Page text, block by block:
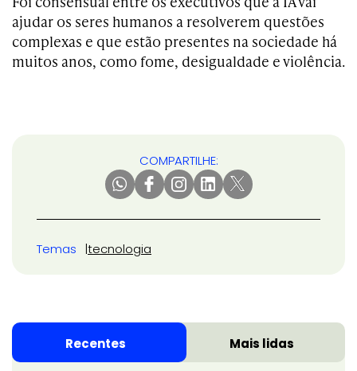
ajudar os seres humanos a resolverem questões
complexas e que estão presentes na sociedade há
muitos anos, como fome, desigualdade e violência.
COMPARTILHE:
Temas tecnologia
Recentes Mais lidas